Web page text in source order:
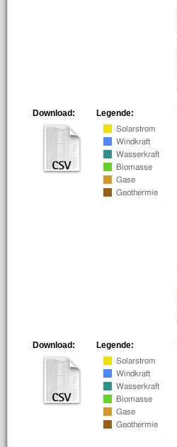
Legende:
Download:
Legende:
Download: